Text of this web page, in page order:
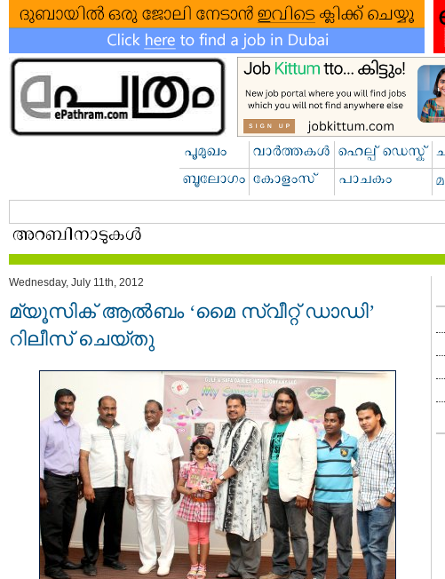
Wednesday, July 11th, 2012
മ്യൂസിക്‌ ആല്‍ബം ‘മൈ സ്വീറ്റ് ഡാഡി’
റിലീസ്‌ ചെയ്തു